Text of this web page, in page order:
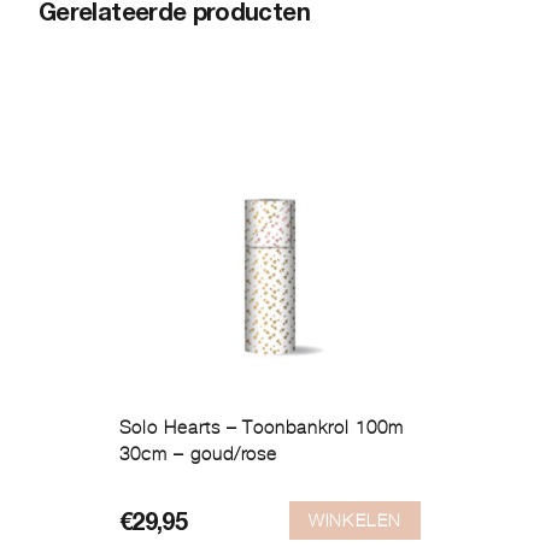
Gerelateerde producten
Solo Hearts – Toonbankrol 100m
30cm – goud/rose
€29,95 WINKELEN